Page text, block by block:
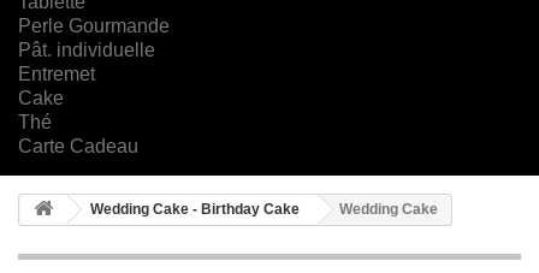
Perle Gourmande
Pât. individuelle
Entremet
Cake
Thé
Carte Cadeau
Wedding Cake - Birthday Cake Wedding Cake